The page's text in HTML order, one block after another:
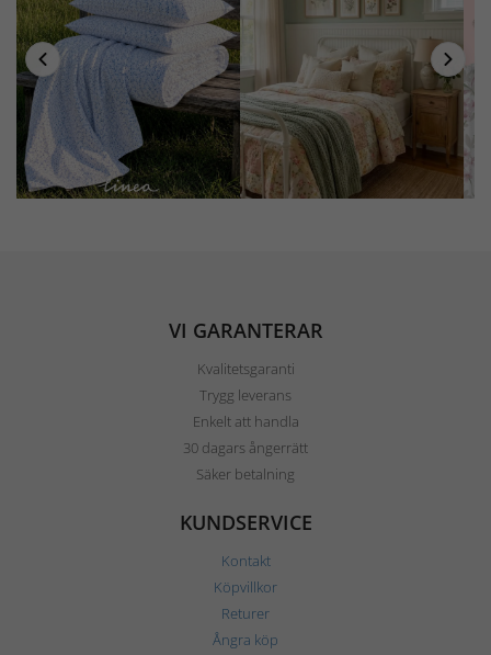
VI GARANTERAR
Kvalitetsgaranti
Trygg leverans
Enkelt att handla
30 dagars ångerrätt
Säker betalning
KUNDSERVICE
Kontakt
Köpvillkor
Returer
Ångra köp